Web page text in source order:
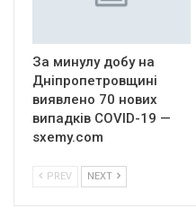
За минулу добу на
Дніпропетровщині
виявлено 70 нових
випадків COVID-19 —
sxemy.com
PREV NEXT